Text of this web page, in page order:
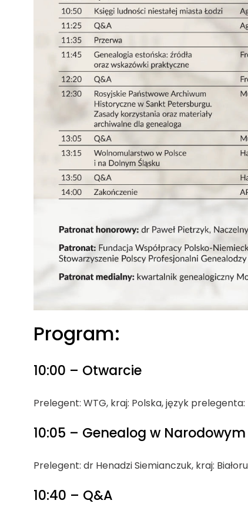
Program:
10:00 – Otwarcie
Prelegent: WTG, kraj: Polska, język
10:05 – Genealog w
Prelegent: dr Henadzi Siemianczuk, kraj:
10:40 – Q&A